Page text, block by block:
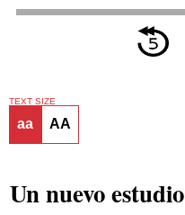
TEXT SIZE
aa AA
Un nuevo estudio